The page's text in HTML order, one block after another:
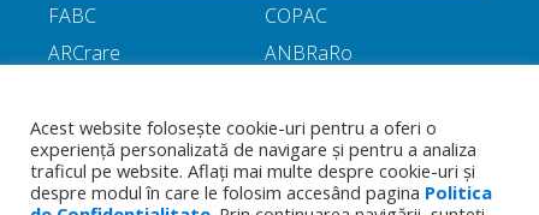
FABC
COPAC
ARCrare
ANBRaRo
ANHR
ARIL
APOR
Little People
Acest website folosește cookie-uri pentru a oferi o
experiență personalizată de navigare și pentru a analiza
traficul pe website. Aflați mai multe despre cookie-uri și
despre modul în care le folosim accesând pagina Politica